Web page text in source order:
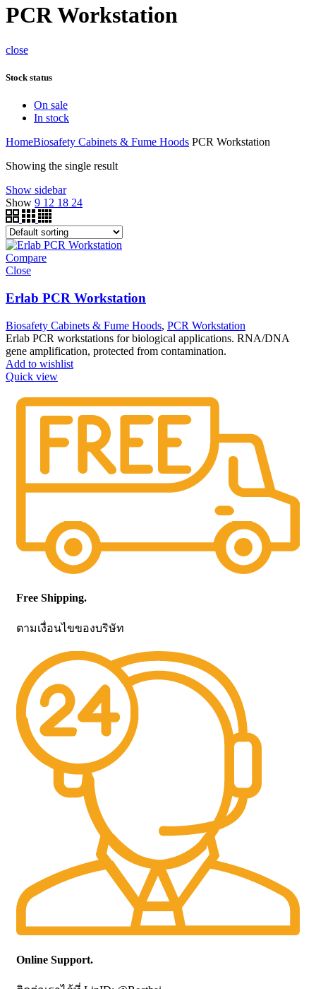
PCR Workstation
close
Stock status
On sale
In stock
HomeBiosafety Cabinets & Fume Hoods PCR Workstation
Showing the single result
Show sidebar
Show 9 12 18 24
Compare
Close
Erlab PCR Workstation
Biosafety Cabinets & Fume Hoods, PCR Workstation
Erlab PCR workstations for biological applications. RNA/DNA
gene amplification, protected from contamination.
Add to wishlist
Quick view
Free Shipping.
ตามเงื่อนไขของบริษัท
Online Support.